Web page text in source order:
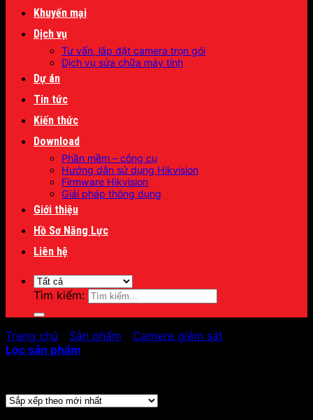
Khuyến mại
Dịch vụ
Tư vấn, lắp đặt camera trọn gói
Dịch vụ sửa chữa máy tính
Dự án
Tin tức
Kiến thức
Download
Phần mềm – công cụ
Hướng dẫn sử dụng Hikvision
Firmware Hikvision
Giải pháp thông dụng
Giới thiệu
Hồ Sơ Năng Lực
Liên hệ
Tìm kiếm:
Trang chủ Sản phẩm Camera giám sát
Lọc sản phẩm